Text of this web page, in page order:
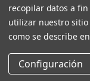
recopilar datos a
utilizar nuestro sitio
como se describe en
Configuración